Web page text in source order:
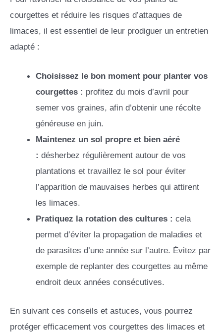
courgettes et réduire les risques d’attaques de
limaces, il est essentiel de leur prodiguer un entretien
adapté :
Choisissez le bon moment pour planter vos
courgettes : profitez du mois d’avril pour
semer vos graines, afin d’obtenir une récolte
généreuse en juin.
Maintenez un sol propre et bien aéré
: désherbez régulièrement autour de vos
plantations et travaillez le sol pour éviter
l’apparition de mauvaises herbes qui attirent
les limaces.
Pratiquez la rotation des cultures : cela
permet d’éviter la propagation de maladies et
de parasites d’une année sur l’autre. Évitez par
exemple de replanter des courgettes au même
endroit deux années consécutives.
En suivant ces conseils et astuces, vous pourrez
protéger efficacement vos courgettes des limaces et